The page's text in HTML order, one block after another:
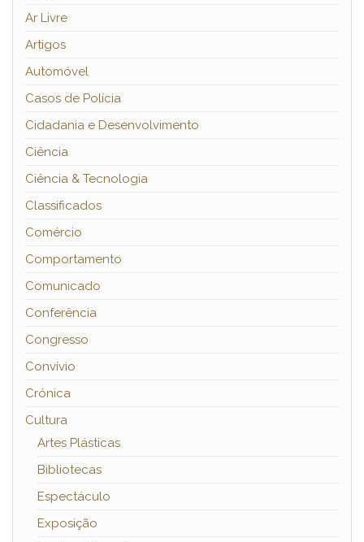
Ar Livre
Artigos
Automóvel
Casos de Polícia
Cidadania e Desenvolvimento
Ciência
Ciência & Tecnologia
Classificados
Comércio
Comportamento
Comunicado
Conferência
Congresso
Convívio
Crónica
Cultura
Artes Plásticas
Bibliotecas
Espectáculo
Exposição